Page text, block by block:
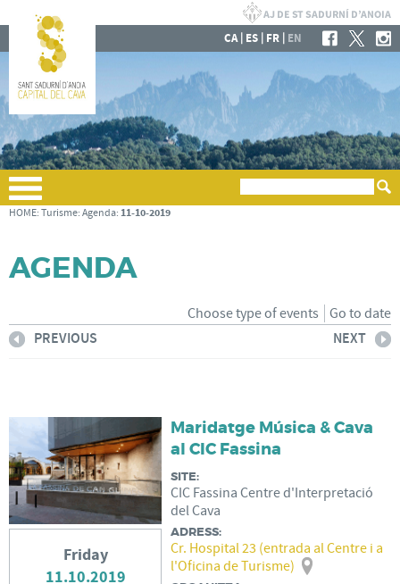
CA| ES | FR | EN
HOME: Turisme: Agenda: 11-10-2019
AGENDA
Choose type of events Go to date
PREVIOUS NEXT
Friday
11.10.2019
Maridatge Música & Cava
al CIC Fassina
SITE:
CIC Fassina Centre d'Interpretació
del Cava
ADRESS:
Cr. Hospital 23 (entrada al Centre i a
l'Oficina de Turisme)